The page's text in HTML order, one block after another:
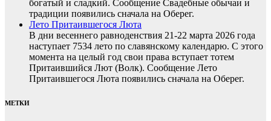
богатый и сладкий. Сообщение Свадебные обычаи и
традиции появились сначала на Оберег.
Лето Притаившегося Люта
В дни весеннего равноденствия 21-22 марта 2026 года
наступает 7534 лето по славянскому календарю. С этого
момента на целый год свои права вступает тотем
Притаившийся Лют (Волк). Сообщение Лето
Притаившегося Люта появились сначала на Оберег.
МЕТКИ